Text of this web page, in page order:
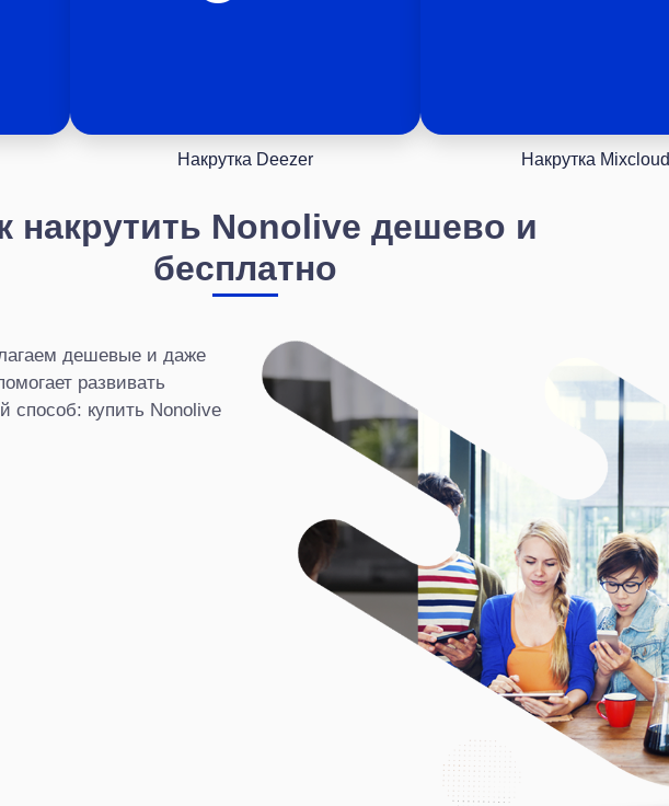
Накрутка Deezer Накрутка Mixcloud
накрутить Nonolive дешево и
бесплатно
дешевые и даже
развивать
способ: купить Nonolive